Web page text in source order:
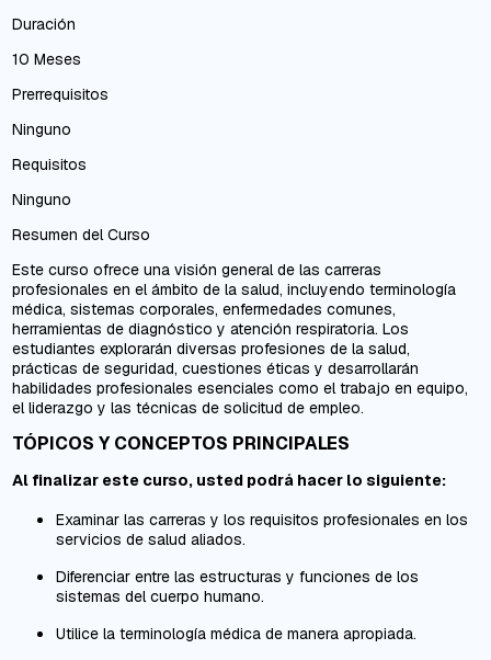
Duración
10 Meses
Prerrequisitos
Ninguno
Requisitos
Ninguno
Resumen del Curso
Este curso ofrece una visión general de las carreras
profesionales en el ámbito de la salud, incluyendo terminología
médica, sistemas corporales, enfermedades comunes,
herramientas de diagnóstico y atención respiratoria. Los
estudiantes explorarán diversas profesiones de la salud,
prácticas de seguridad, cuestiones éticas y desarrollarán
habilidades profesionales esenciales como el trabajo en equipo,
el liderazgo y las técnicas de solicitud de empleo.
TÓPICOS Y CONCEPTOS PRINCIPALES
Al finalizar este curso, usted podrá hacer lo siguiente:
Examinar las carreras y los requisitos profesionales en los
servicios de salud aliados.
Diferenciar entre las estructuras y funciones de los
sistemas del cuerpo humano.
Utilice la terminología médica de manera apropiada.